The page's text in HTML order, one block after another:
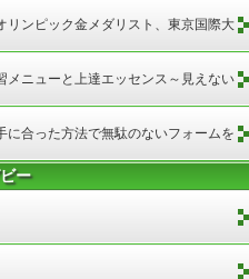
リンピック金メダリスト、東京国際大
修】
メニューと上達エッセンス～見えない
に合った方法で無駄のないフォームを
ー